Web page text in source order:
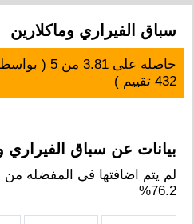
سباق الفيراري وماكلارين
حاصله على3.81 من5
(
432 تقييم )
بيانات عن سباق الفيراري
لم يتم اضافتها في المفضله
76.2%